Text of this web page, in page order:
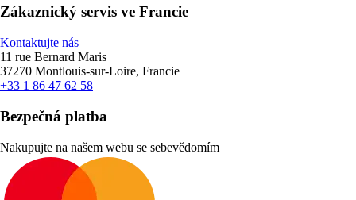
Zákaznický servis ve Francie
Kontaktujte nás
11 rue Bernard Maris
37270 Montlouis-sur-Loire, Francie
+33 1 86 47 62 58
Bezpečná platba
Nakupujte na našem webu se sebevědomím